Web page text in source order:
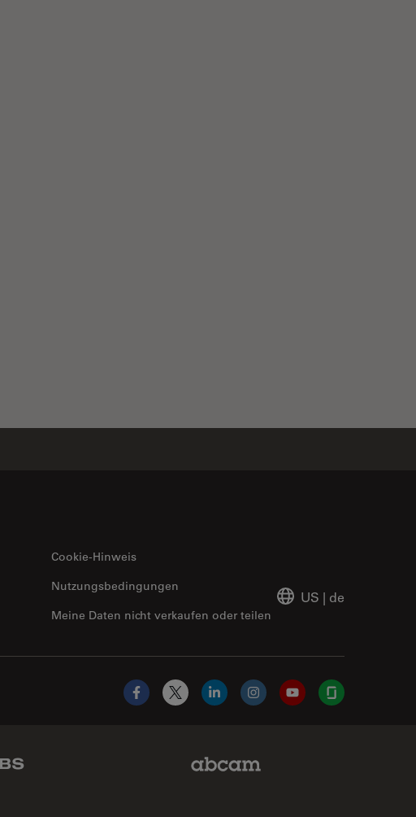
Cookie-Hinweis
Meine Daten nicht verkaufen oder teilen
Nutzungsbedingungen
US | de
Facebook
X LinkedInInstagramYouTubeGlassdoor